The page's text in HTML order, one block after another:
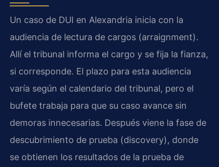
Un caso de DUI en Alexandria inicia con la
audiencia de lectura de cargos (arraignment).
Allí el tribunal informa el cargo y se fija la fianza,
si corresponde. El plazo para esta audiencia
varía según el calendario del tribunal, pero el
bufete trabaja para que su caso avance sin
demoras innecesarias. Después viene la fase de
descubrimiento de prueba (discovery), donde
se obtienen los resultados de la prueba de